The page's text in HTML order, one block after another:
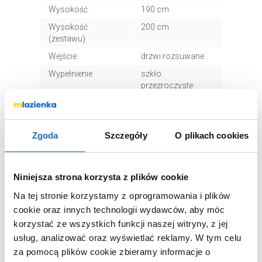
Zgoda Szczegóły O plikach cookies
Niniejsza strona korzysta z plików cookie
Na tej stronie korzystamy z oprogramowania i plików
cookie oraz innych technologii wydawców, aby móc
korzystać ze wszystkich funkcji naszej witryny, z jej
usług, analizować oraz wyświetlać reklamy. W tym celu
za pomocą plików cookie zbieramy informacje o
Wysokość
190 cm
Wysokość
(zestawu)
200 cm
Wejście
drzwi rozsuwane
Wypełnienie
szkło
przezroczyste
Powłoka ochronna
W zestawie
kabina z
brodzikiem
Mocowanie
Kolor profili
srebrny
Wykończenie profili
połysk
Kod EAN
5907805433604
Wymiary z
opakowaniem
43 x 196 x 82 cm